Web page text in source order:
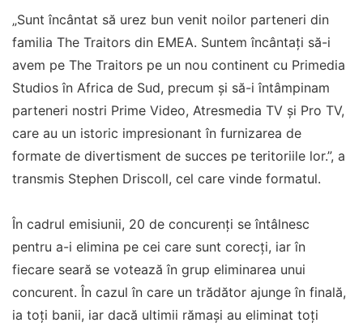
„Sunt încântat să urez bun venit noilor parteneri din
familia The Traitors din EMEA. Suntem încântați să-i
avem pe The Traitors pe un nou continent cu Primedia
Studios în Africa de Sud, precum şi să-i întâmpinam
parteneri nostri Prime Video, Atresmedia TV şi Pro TV,
care au un istoric impresionant în furnizarea de
formate de divertisment de succes pe teritoriile lor.”, a
transmis Stephen Driscoll, cel care vinde formatul.
În cadrul emisiunii, 20 de concurenți se întâlnesc
pentru a-i elimina pe cei care sunt corecți, iar în
fiecare seară se votează în grup eliminarea unui
concurent. În cazul în care un trădător ajunge în finală,
ia toți banii, iar dacă ultimii rămași au eliminat toți